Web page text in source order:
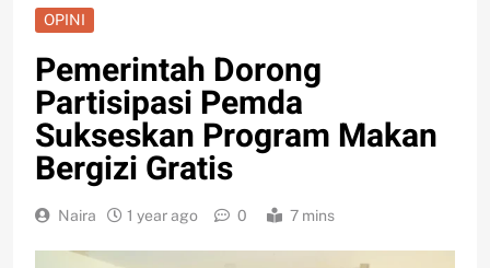
OPINI
Pemerintah Dorong
Partisipasi Pemda
Sukseskan Program Makan
Bergizi Gratis
Naira 1 year ago 0 7 mins